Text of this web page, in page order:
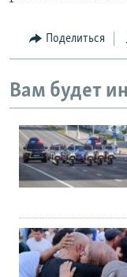
Поделиться
Вам будет